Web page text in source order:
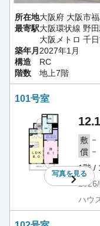
所在地大阪府 大阪市
最寄駅大阪環状線 野田
大阪メトロ 千
築年月 2027年1月
構造
RC
階数
地上7階
101号室
写真を見る
敷 －
償 －
1階 /
ハウ